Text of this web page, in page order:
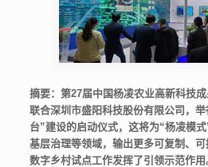
摘要：第27届中国杨凌农业高新科技
联合深圳市盛阳科技股份有限公司，
台”建设的启动仪式，这将为“杨凌模
基层治理等领域，输出更多可复制、
数字乡村试点工作发挥了引领示范作用